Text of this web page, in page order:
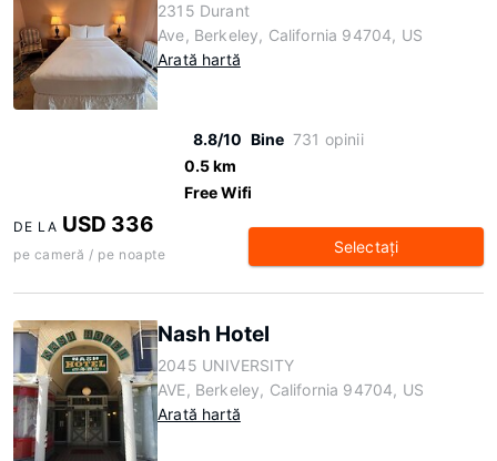
2315 Durant
Ave, Berkeley, California 94704, US
Arată hartă
8.8/10 Bine 731 opinii
0.5 km
Free Wifi
DE LA USD 336
pe cameră / pe noapte Selectaţi
Nash Hotel
2045 UNIVERSITY
AVE, Berkeley, California 94704, US
Arată hartă